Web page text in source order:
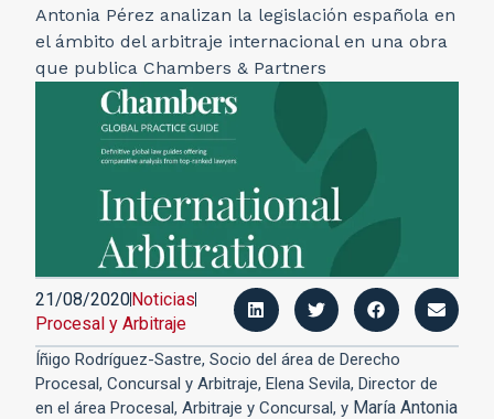
Antonia Pérez analizan la legislación española en
el ámbito del arbitraje internacional en una obra
que publica Chambers & Partners
21/08/2020Noticias
Procesal y Arbitraje
Íñigo Rodríguez-Sastre, Socio del área de Derecho
Procesal, Concursal y Arbitraje, Elena Sevila, Director de
en el área Procesal, Arbitraje y Concursal, y María Antonia